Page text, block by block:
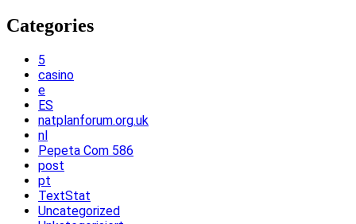
Categories
5
casino
e
ES
natplanforum.org.uk
nl
Pepeta Com 586
post
pt
TextStat
Uncategorized